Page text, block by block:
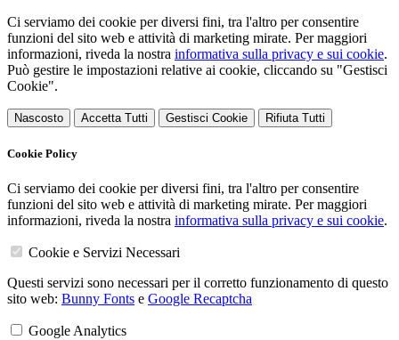
Ci serviamo dei cookie per diversi fini, tra l'altro per consentire
funzioni del sito web e attività di marketing mirate. Per maggiori
informazioni, riveda la nostra informativa sulla privacy e sui cookie.
Può gestire le impostazioni relative ai cookie, cliccando su "Gestisci
Cookie".
Nascosto Accetta Tutti Gestisci Cookie Rifiuta Tutti
Cookie Policy
Ci serviamo dei cookie per diversi fini, tra l'altro per consentire
funzioni del sito web e attività di marketing mirate. Per maggiori
informazioni, riveda la nostra informativa sulla privacy e sui cookie.
Cookie e Servizi Necessari
Questi servizi sono necessari per il corretto funzionamento di questo
sito web: Bunny Fonts e Google Recaptcha
Google Analytics